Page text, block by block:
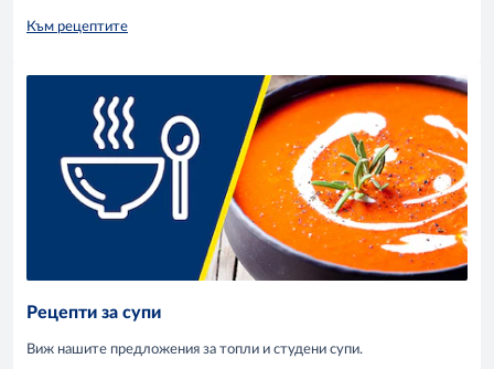
Към рецептите
Рецепти за супи
Виж нашите предложения за топли и студени супи.